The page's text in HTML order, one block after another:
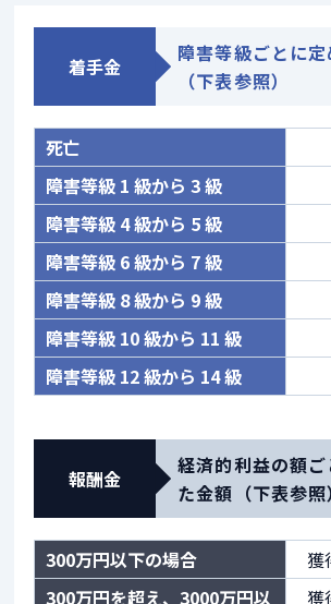
着手金
障害等級ごとに
（下表参照）
死亡
障害等級 1 級から 3 級
障害等級 4 級から 5 級
障害等級 6 級から 7 級
障害等級 8 級から 9 級
障害等級 10 級から 11 級
障害等級 12 級から 14 級
報酬金
経済的利益の額
た金額（下表参照
300万円以下の場合
獲
300万円を超え、3000万円以
獲